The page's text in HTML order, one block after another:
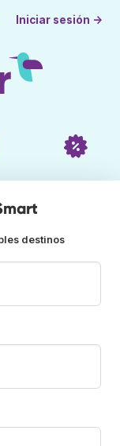
Iniciar sesión →
destinos